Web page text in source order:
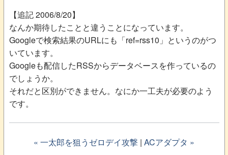
【追記 2006/8/20】
なんか期待したことと違うことになっています。
Googleで検索結果のURLにも「ref=rss10」というのがつ
いています。
Googleも配信したRSSからデータベースを作っているの
でしょうか。
それだと区別ができません。なにか一工夫が必要のよう
です。
« 一太郎を狙うゼロデイ攻撃 | ACアダプタ »